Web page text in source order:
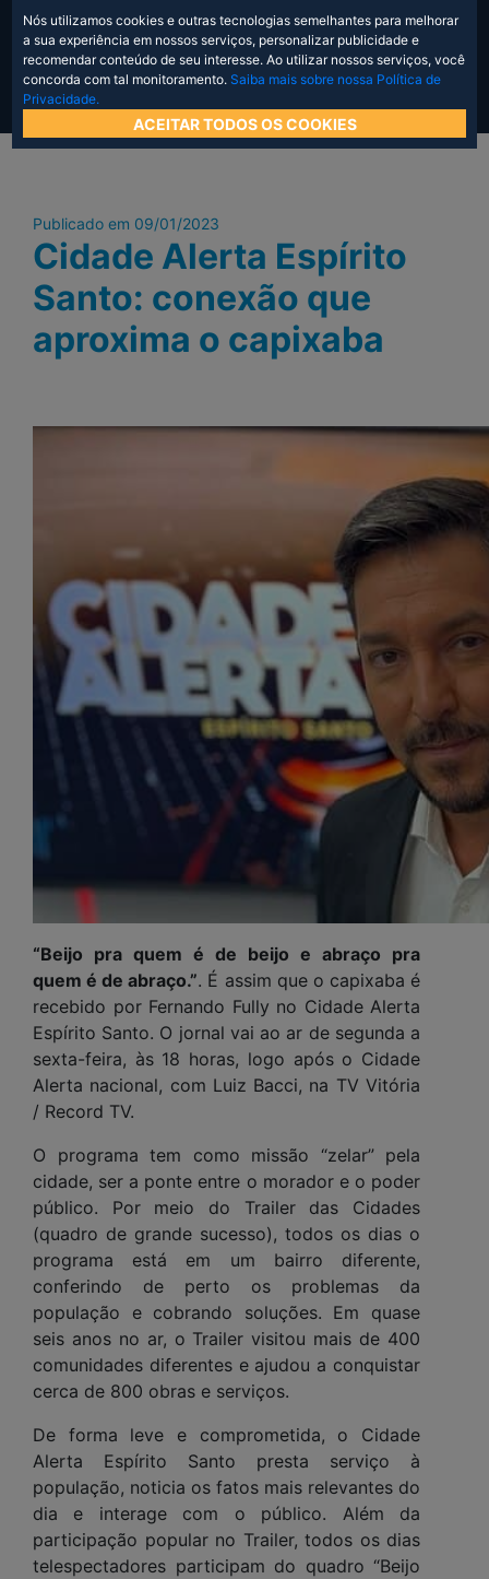
Nós utilizamos cookies e outras tecnologias semelhantes para melhorar
a sua experiência em nossos serviços, personalizar publicidade e
recomendar conteúdo de seu interesse. Ao utilizar nossos serviços, você
concorda com tal monitoramento. Saiba mais sobre nossa Política de
Privacidade.
ACEITAR TODOS OS COOKIES
Publicado em 09/01/2023
Cidade Alerta Espírito
Santo: conexão que
aproxima o capixaba
“Beijo pra quem é de beijo e abraço pra
quem é de abraço.”. É assim que o capixaba é
recebido por Fernando Fully no Cidade Alerta
Espírito Santo. O jornal vai ao ar de segunda a
sexta-feira, às 18 horas, logo após o Cidade
Alerta nacional, com Luiz Bacci, na TV Vitória
/ Record TV.
O programa tem como missão “zelar” pela
cidade, ser a ponte entre o morador e o poder
público. Por meio do Trailer das Cidades
(quadro de grande sucesso), todos os dias o
programa está em um bairro diferente,
conferindo de perto os problemas da
população e cobrando soluções. Em quase
seis anos no ar, o Trailer visitou mais de 400
comunidades diferentes e ajudou a conquistar
cerca de 800 obras e serviços.
De forma leve e comprometida, o Cidade
Alerta Espírito Santo presta serviço à
população, noticia os fatos mais relevantes do
dia e interage com o público. Além da
participação popular no Trailer, todos os dias
telespectadores participam do quadro “Beijo